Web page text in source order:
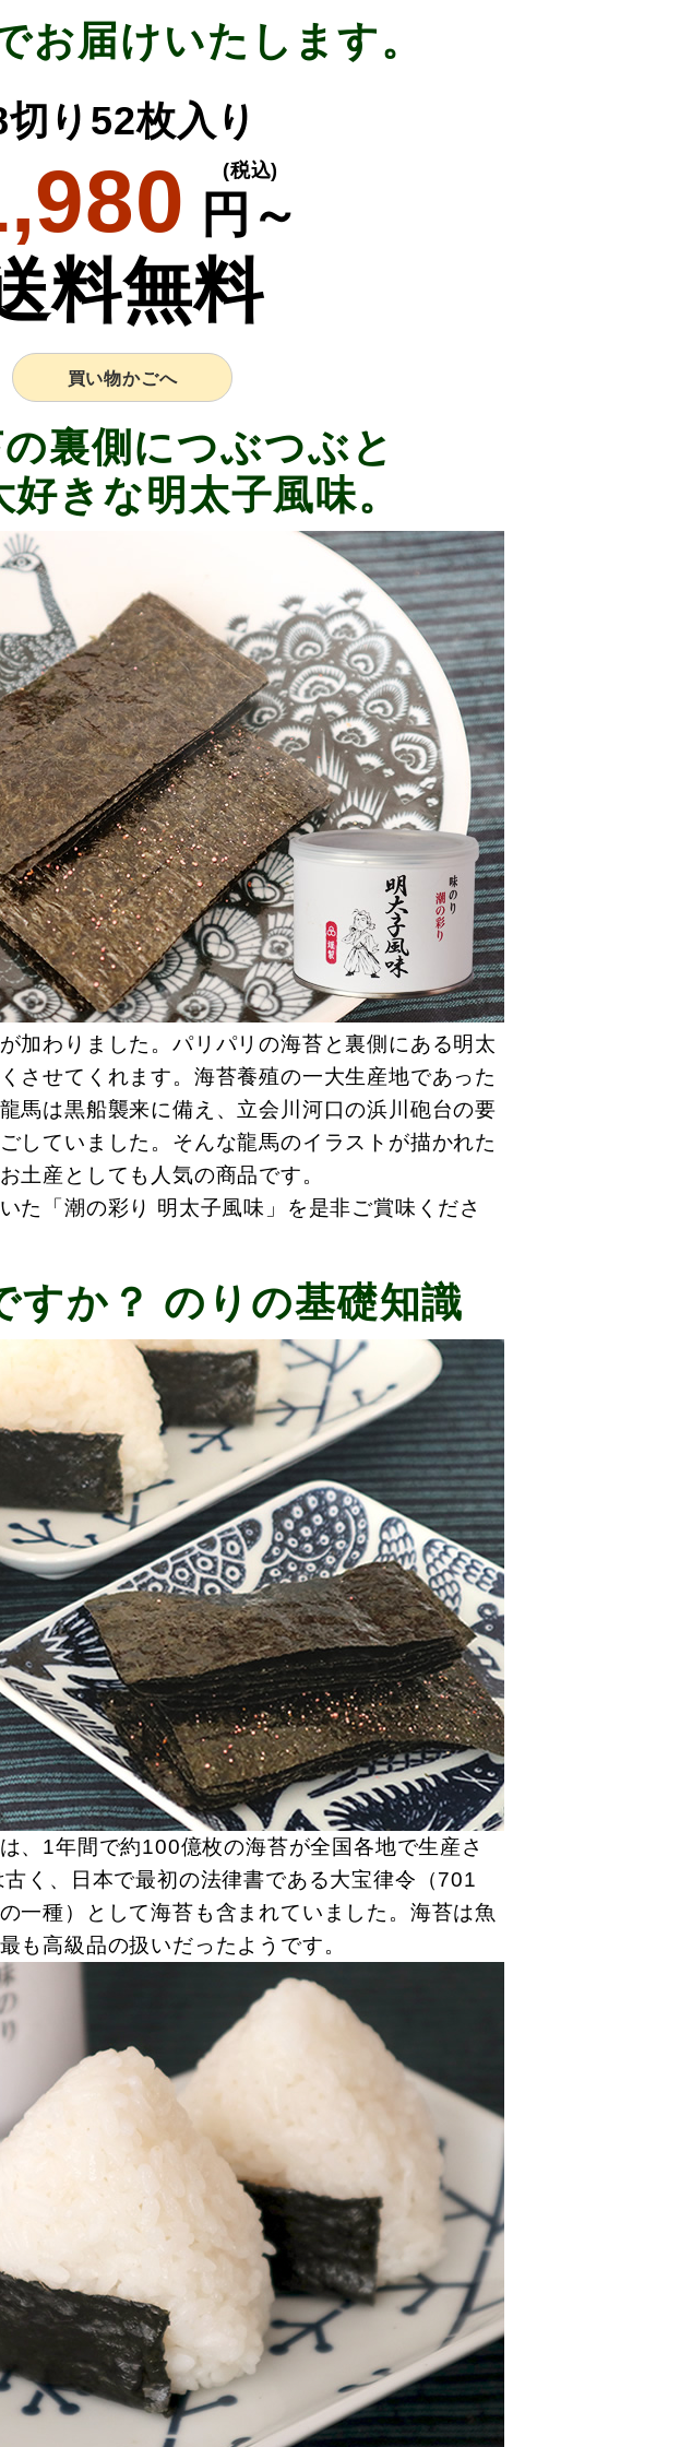
お届けいたします。
切り52枚入り
円～
(税込)
料無料
買い物かごへ
裏側につぶつぶと
きな明太子風味。
加わりました。パリパリの海苔と裏側にある明太
させてくれます。海苔養殖の一大生産地であった
馬は黒船襲来に備え、立会川河口の浜川砲台の要
していました。そんな龍馬のイラストが描かれた
土産としても人気の商品です。
た「潮の彩り 明太子風味」を是非ご賞味くださ
すか？ のりの基礎知識
、1年間で約100億枚の海苔が全国各地で生産さ
く、日本で最初の法律書である大宝律令（701
一種）として海苔も含まれていました。海苔は魚
も高級品の扱いだったようです。